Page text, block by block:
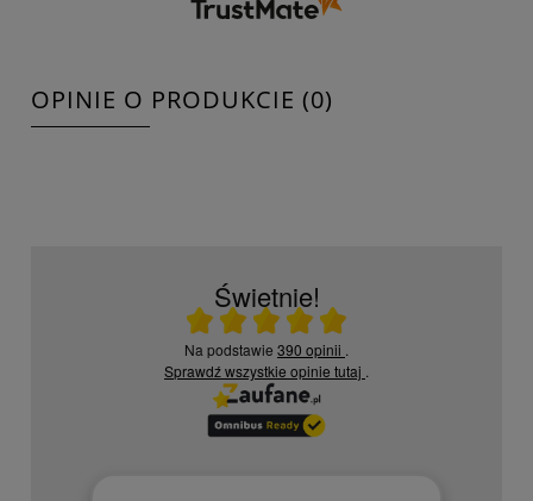
OPINIE O PRODUKCIE (0)
Świetnie!
Ocena średnia 5 na 5
Na podstawie 390 opinii .
Sprawdź wszystkie opinie tutaj .